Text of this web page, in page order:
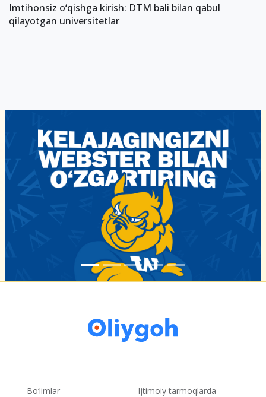
Imtihonsiz o‘qishga kirish: DTM bali bilan qabul
qilayotgan universitetlar
Bo‘limlar Ijtimoiy tarmoqlarda